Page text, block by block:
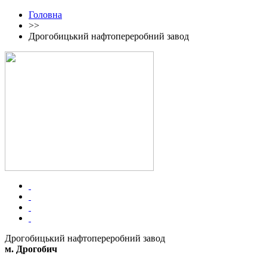
Головна
>>
Дрогобицький нафтопереробний завод
Дрогобицький нафтопереробний завод
м. Дрогобич